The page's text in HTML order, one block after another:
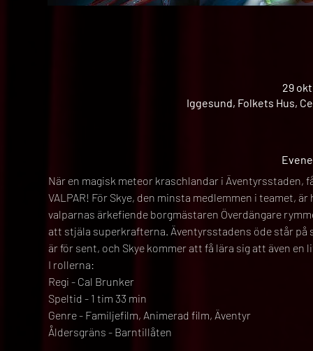
29
Iggesund, Folkets Hus,
När en magisk meteor kraschlandar i Äventyrsstaden,
VALPAR! För Skye, den minsta medlemmen i teamet,
valparnas ärkefiende borgmästaren Överdängare
att stjäla superkrafterna. Äventyrsstadens öde står
är för sent, och Skye kommer att få lära sig att även en
I rollerna:
Regi - Cal Brunker
Speltid - 1 tim 33 min
Genre - Familjefilm, Animerad film, Äventyr
Åldersgräns - Barntillåten